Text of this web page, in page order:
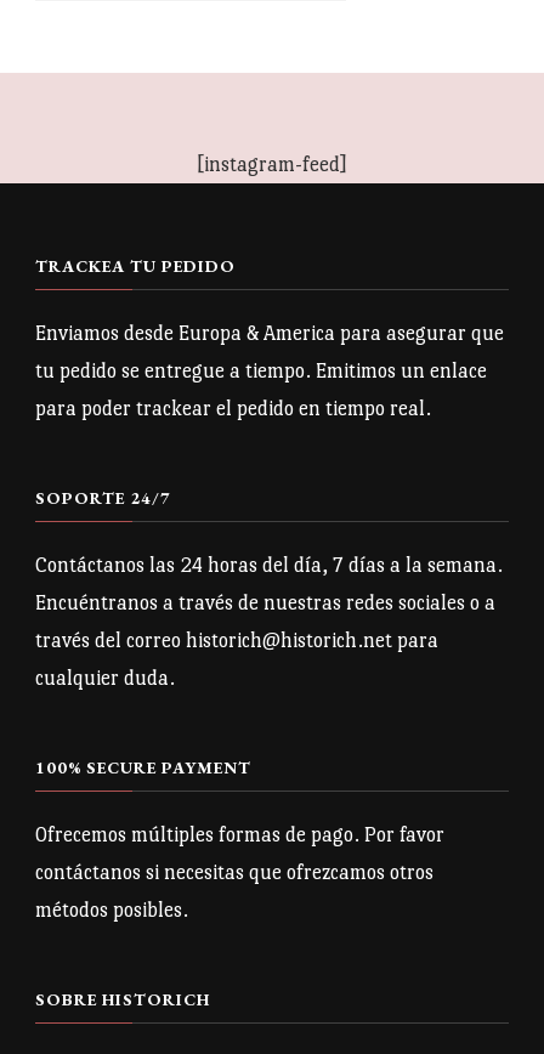
[instagram-feed]
TRACKEA TU PEDIDO
Enviamos desde Europa & America para asegurar que
tu pedido se entregue a tiempo. Emitimos un enlace
para poder trackear el pedido en tiempo real.
SOPORTE 24/7
Contáctanos las 24 horas del día, 7 días a la semana.
Encuéntranos a través de nuestras redes sociales o a
través del correo historich@historich.net para
cualquier duda.
100% SECURE PAYMENT
Ofrecemos múltiples formas de pago. Por favor
contáctanos si necesitas que ofrezcamos otros
métodos posibles.
SOBRE HISTORICH